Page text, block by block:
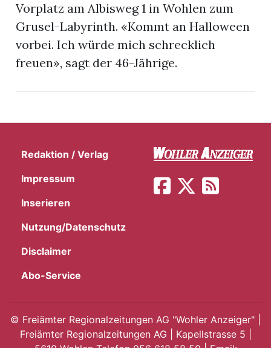
Vorplatz am Albisweg 1 in Wohlen zum
Grusel-Labyrinth. «Kommt an Halloween
vorbei. Ich würde mich schrecklich
freuen», sagt der 46-Jährige.
Redaktion / Verlag
Impressum
Inserieren
Nutzung/Datenschutz
Disclaimer
Abo-Service
© Freiämter Regionalzeitungen AG "Wohler Anzeiger" |
Freiämter Regionalzeitungen AG | Kapellstrasse 5 |